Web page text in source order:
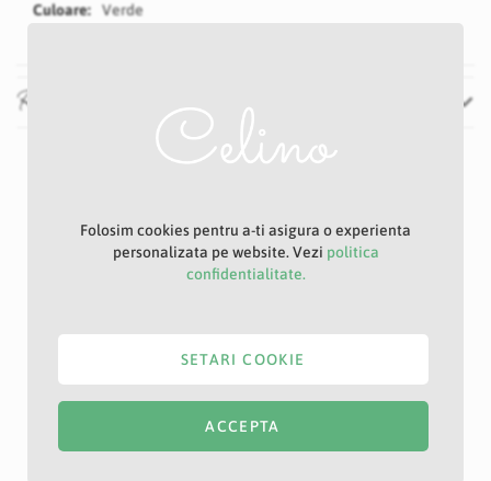
Verde
Recenzii
Folosim cookies pentru a-ti asigura o experienta
personalizata pe website. Vezi politica
confidentialitate.
ACCEPTA
SETARI COOKIE